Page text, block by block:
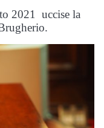
2021 uccise la